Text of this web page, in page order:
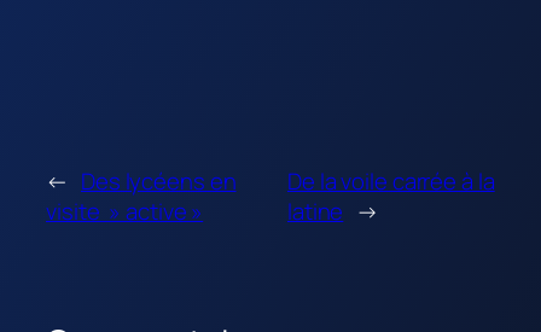
← Des lycéens en
visite » active »
De la voile carrée à la
latine →